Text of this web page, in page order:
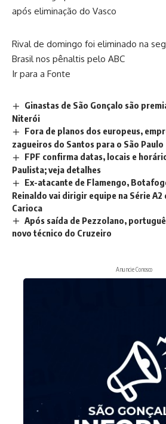
Rival de domingo foi eliminado na
Brasil nos pênaltis pelo ABC
Ir para a Fonte
Ginastas de São Gonçalo são
Niterói
Fora de planos dos europeus,
zagueiros do Santos para o São Paulo
FPF confirma datas, locais e
Paulista; veja detalhes
Ex-atacante de Flamengo,
Reinaldo vai dirigir equipe na Série A2
Carioca
Após saída de Pezzolano,
novo técnico do Cruzeiro
Anuncie Conosco